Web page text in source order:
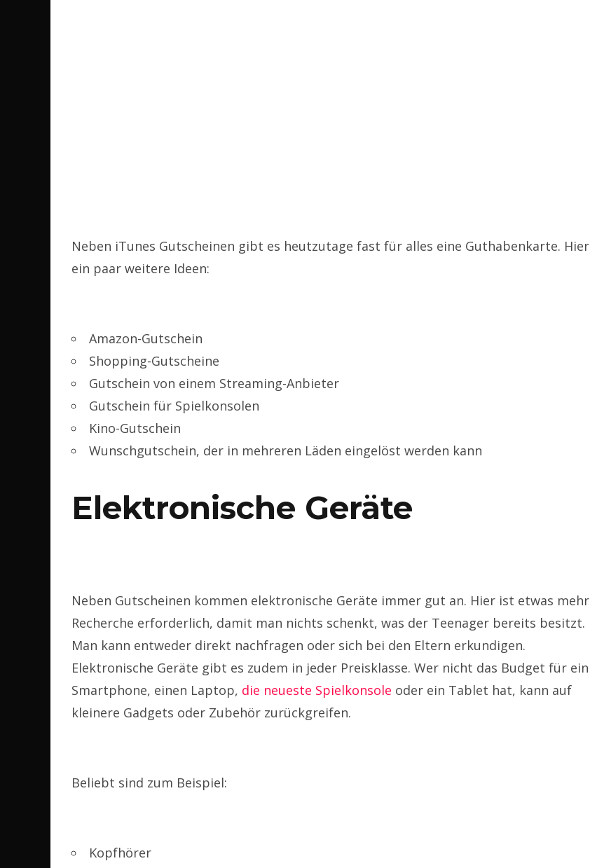
Neben iTunes Gutscheinen gibt es heutzutage fast für alles eine Guthabenkarte. Hier
ein paar weitere Ideen:
Amazon-Gutschein
Shopping-Gutscheine
Gutschein von einem Streaming-Anbieter
Gutschein für Spielkonsolen
Kino-Gutschein
Wunschgutschein, der in mehreren Läden eingelöst werden kann
Elektronische Geräte
Neben Gutscheinen kommen elektronische Geräte immer gut an. Hier ist etwas mehr
Recherche erforderlich, damit man nichts schenkt, was der Teenager bereits besitzt.
Man kann entweder direkt nachfragen oder sich bei den Eltern erkundigen.
Elektronische Geräte gibt es zudem in jeder Preisklasse. Wer nicht das Budget für ein
Smartphone, einen Laptop, die neueste Spielkonsole oder ein Tablet hat, kann auf
kleinere Gadgets oder Zubehör zurückgreifen.
Beliebt sind zum Beispiel:
Kopfhörer